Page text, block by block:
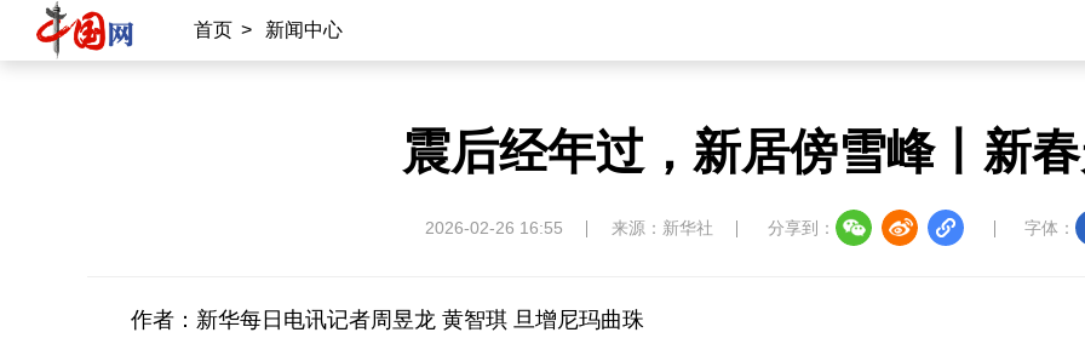
首页 > 新闻中心
震后经年过，新居傍雪峰丨新
2026-02-26 16:55 来源：新华社 分享到： 字体：
作者：新华每日电讯记者周昱龙 黄智琪 旦增尼玛曲珠